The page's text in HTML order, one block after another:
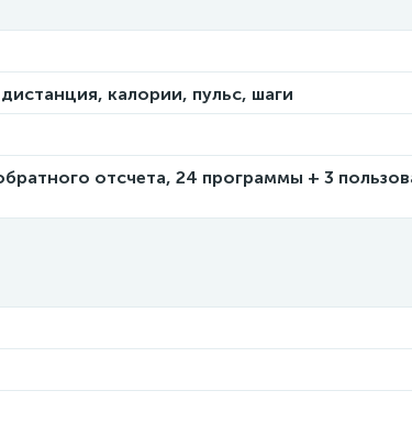
калории, пульс, шаги
отсчета, 24 программы + 3